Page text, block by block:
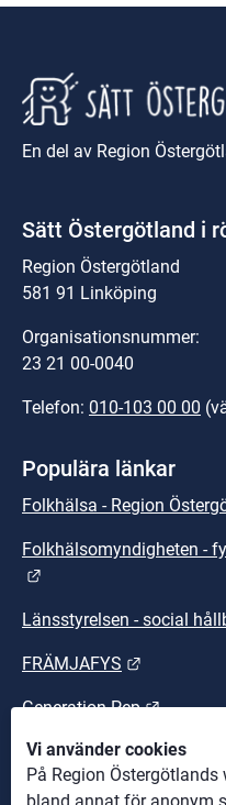
Vi använder cookies
På Region
En del av Region
Sätt Östergötland i
Region Östergötland
581 91 Linköping
Organisationsnummer:
23 21 00-0040
Telefon: 010-103 00 00
Populära länkar
Folkhälsa - Region
Folkhälsomyndigheten -
Länsstyrelsen - social
FRÄMJAFYS
Generation Pep Länk till
Sunt arbetsliv Länk till